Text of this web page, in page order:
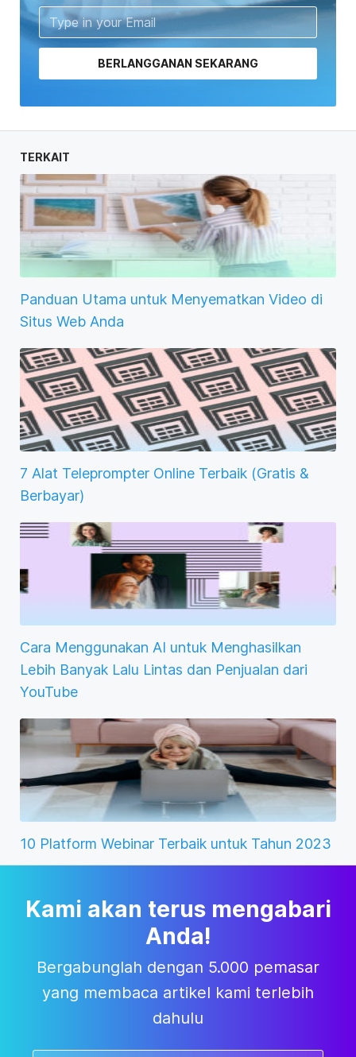
BERLANGGANAN SEKARANG
TERKAIT
Panduan Utama untuk Menyematkan Video di
Situs Web Anda
7 Alat Teleprompter Online Terbaik (Gratis &
Berbayar)
Cara Menggunakan AI untuk Menghasilkan
Lebih Banyak Lalu Lintas dan Penjualan dari
YouTube
10 Platform Webinar Terbaik untuk Tahun 2023
Kami akan terus mengabari
Anda!
Bergabunglah dengan 5.000 pemasar
yang membaca artikel kami terlebih
dahulu